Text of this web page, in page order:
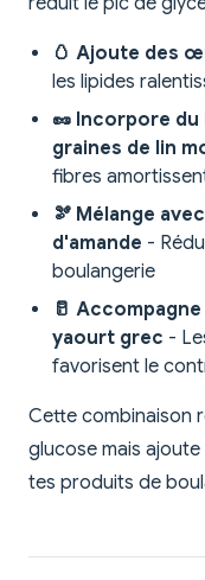
🥚 Ajoute des
les lipides
🥜 Incorpore
graines de lin
fibres
🫘 Mélange
d'amande -
boulangerie
🥛
yaourt grec -
favorisent le
Cette combinaison
glucose mais
tes produits de